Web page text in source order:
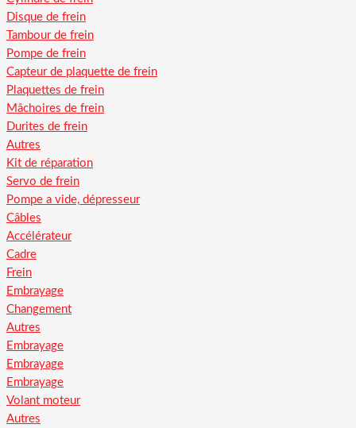
Disque de frein
Tambour de frein
Pompe de frein
Capteur de plaquette de frein
Plaquettes de frein
Mâchoires de frein
Durites de frein
Autres
Kit de réparation
Servo de frein
Pompe a vide, dépresseur
Câbles
Accélérateur
Cadre
Frein
Embrayage
Changement
Autres
Embrayage
Embrayage
Embrayage
Volant moteur
Autres